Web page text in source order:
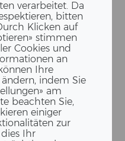
verarbeitet. Da
bitten
Klicken auf
stimmen
Cookies und
an
Ihre
indem Sie
am
beachten Sie,
einiger
zur
Ihr
HOLZ: STEI­
LÄN­GE­RE